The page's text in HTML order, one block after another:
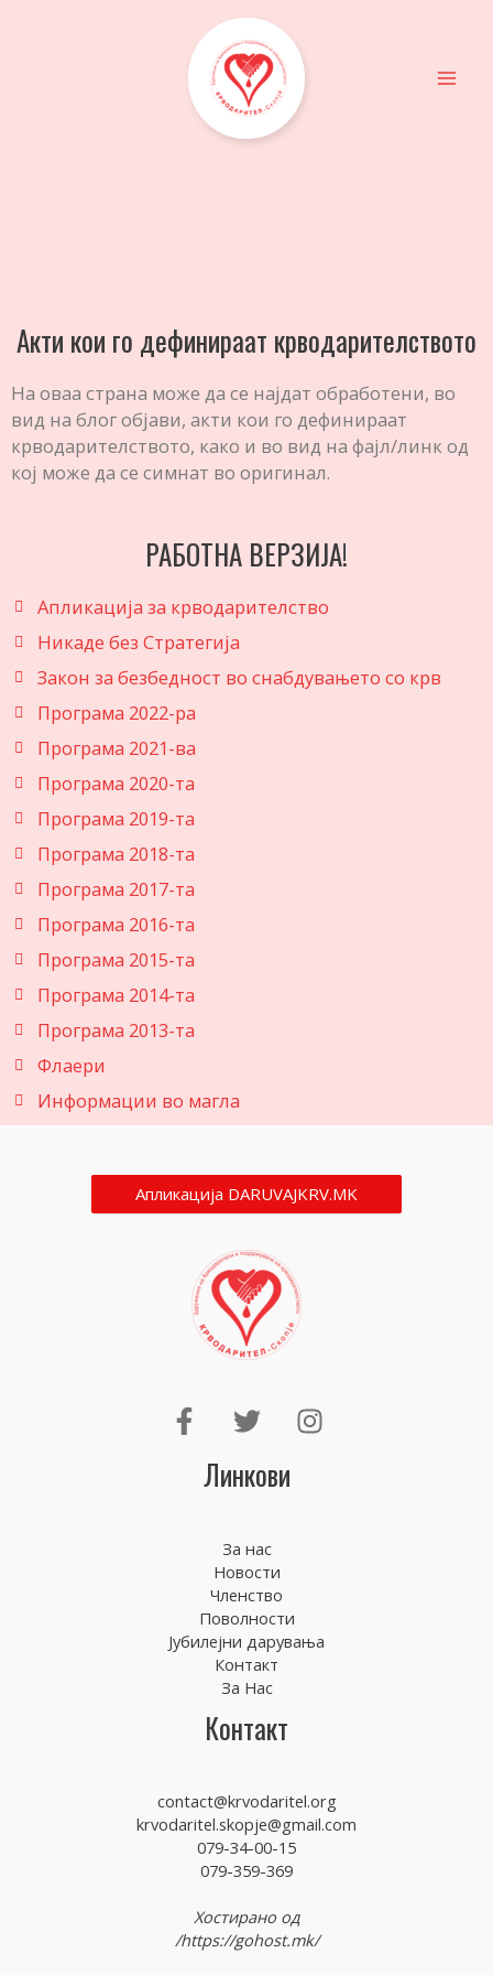
Акти кои го дефинираат крводарителството
На оваа страна може да се најдат обработени, во
вид на блог објави, акти кои го дефинираат
крводарителството, како и во вид на фајл/линк од
кој може да се симнат во оригинал.
РАБОТНА ВЕРЗИЈА!
Апликација за крводарителство
Никаде без Стратегија
Закон за безбедност во снабдувањето со крв
Програма 2022-ра
Програма 2021-ва
Програма 2020-та
Програма 2019-та
Програма 2018-та
Програма 2017-та
Програма 2016-та
Програма 2015-та
Програма 2014-та
Програма 2013-та
Флаери
Информации во магла
Апликација DARUVAJKRV.MK
Линкови
За нас
Новости
Членство
Поволности
Јубилејни дарувања
Контакт
За Нас
Контакт
contact@krvodaritel.org
krvodaritel.skopje@gmail.com
079-34-00-15
079-359-369
Хостирано од
/https://gohost.mk/